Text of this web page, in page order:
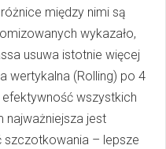
między nimi są
wykazało,
usuwa istotnie więcej
wertykalna (Rolling) po 4
wszystkich
najważniejsza jest
szczotkowania – lepsze